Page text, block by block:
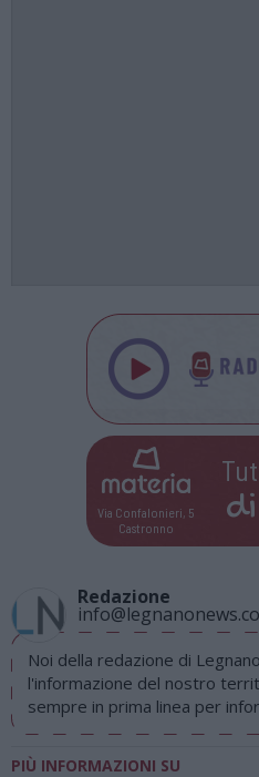
Via Confalonieri, 5
Castronno
di
Redazione
Noi della redazione di
l'informazione del nostro
sempre in prima linea per
PIÙ INFORMAZIONI SU